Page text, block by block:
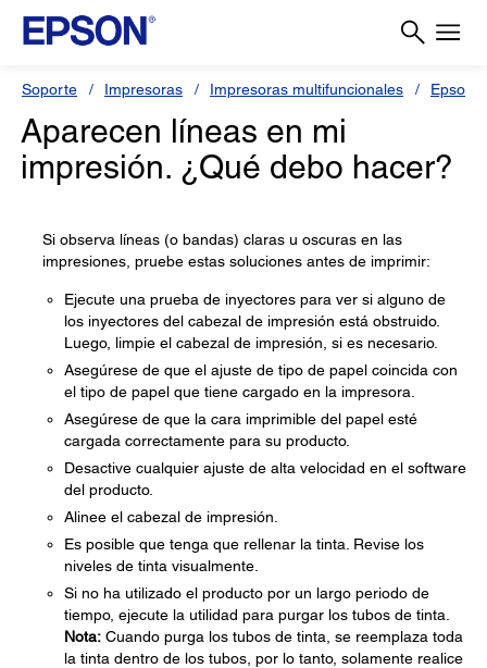
Soporte Impresoras Impresoras multifuncionales Epson L
Aparecen líneas en mi
impresión. ¿Qué debo hacer?
Si observa líneas (o bandas) claras u oscuras en las
impresiones, pruebe estas soluciones antes de imprimir:
Ejecute una prueba de inyectores para ver si alguno de
los inyectores del cabezal de impresión está obstruido.
Luego, limpie el cabezal de impresión, si es necesario.
Asegúrese de que el ajuste de tipo de papel coincida con
el tipo de papel que tiene cargado en la impresora.
Asegúrese de que la cara imprimible del papel esté
cargada correctamente para su producto.
Desactive cualquier ajuste de alta velocidad en el software
del producto.
Alinee el cabezal de impresión.
Es posible que tenga que rellenar la tinta. Revise los
niveles de tinta visualmente.
Si no ha utilizado el producto por un largo periodo de
tiempo, ejecute la utilidad para purgar los tubos de tinta.
Nota: Cuando purga los tubos de tinta, se reemplaza toda
la tinta dentro de los tubos, por lo tanto, solamente realice